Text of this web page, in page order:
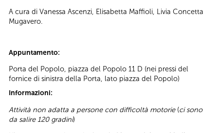
A cura di Vanessa Ascenzi, Elisabetta Maffioli, Livia Concetta
Mugavero.
Appuntamento:
Porta del Popolo, piazza del Popolo 11 D (nei pressi del
fornice di sinistra della Porta, lato piazza del Popolo)
Informazioni:
Attività non adatta a persone con difficoltà motorie(ci sono
da salire 120 gradini)